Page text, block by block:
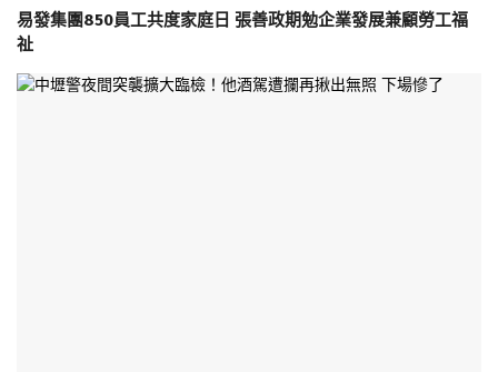
易發集團850員工共度家庭日 張善政期勉企業發展兼顧勞工福
祉